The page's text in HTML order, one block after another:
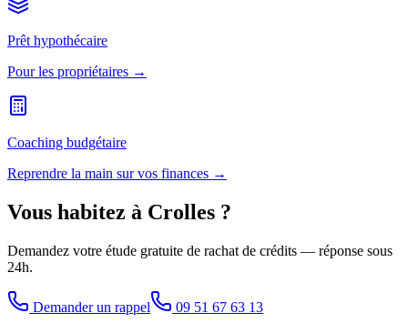
Prêt hypothécaire
Pour les propriétaires →
Coaching budgétaire
Reprendre la main sur vos finances →
Vous habitez à Crolles ?
Demandez votre étude gratuite de rachat de crédits — réponse sous
24h.
Demander un rappel
09 51 67 63 13